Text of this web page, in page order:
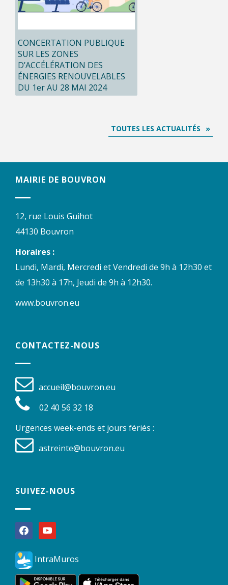
CONCERTATION PUBLIQUE
SUR LES ZONES
D’ACCÉLÉRATION DES
ÉNERGIES RENOUVELABLES
DU 1er AU 28 MAI 2024
TOUTES LES ACTUALITÉS
MAIRIE DE BOUVRON
12, rue Louis Guihot
44130 Bouvron
Horaires :
Lundi, Mardi, Mercredi et Vendredi de 9h à 12h30 et
de 13h30 à 17h, Jeudi de 9h à 12h30.
www.bouvron.eu
CONTACTEZ-NOUS
accueil@bouvron.eu
02 40 56 32 18
Urgences week-ends et jours fériés :
astreinte@bouvron.eu
SUIVEZ-NOUS
facebookyoutube
IntraMuros